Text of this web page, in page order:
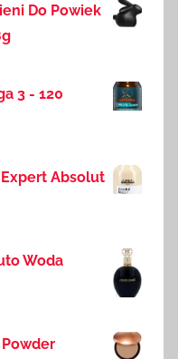
Do Powiek
3 - 120
Absolut
Woda